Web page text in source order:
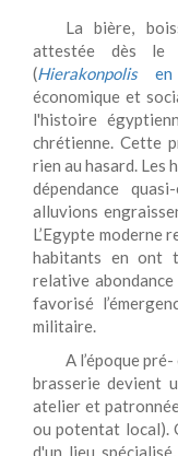
La bière,
attestée dès le
(Hierakonpolis
économique et
l'histoire
chrétienne. Cette
rien au hasard. Les
dépendance
alluvions
L’Egypte moderne
habitants en ont
relative
favorisé
militaire.
A l’époque
brasserie devient
atelier et
ou potentat local).
d'un lieu